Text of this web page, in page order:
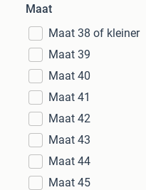
Maat
Maat 38 of kleiner
Maat 39
Maat 40
Maat 41
Maat 42
Maat 43
Maat 44
Maat 45